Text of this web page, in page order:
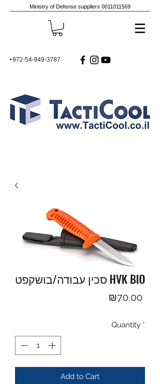
Ministry of Defense suppliers 0011011569
+972-54-949-3787
סכין עבודה/בושקפט HVK BIO
₪70.00Price
Quantity *
Add to Cart